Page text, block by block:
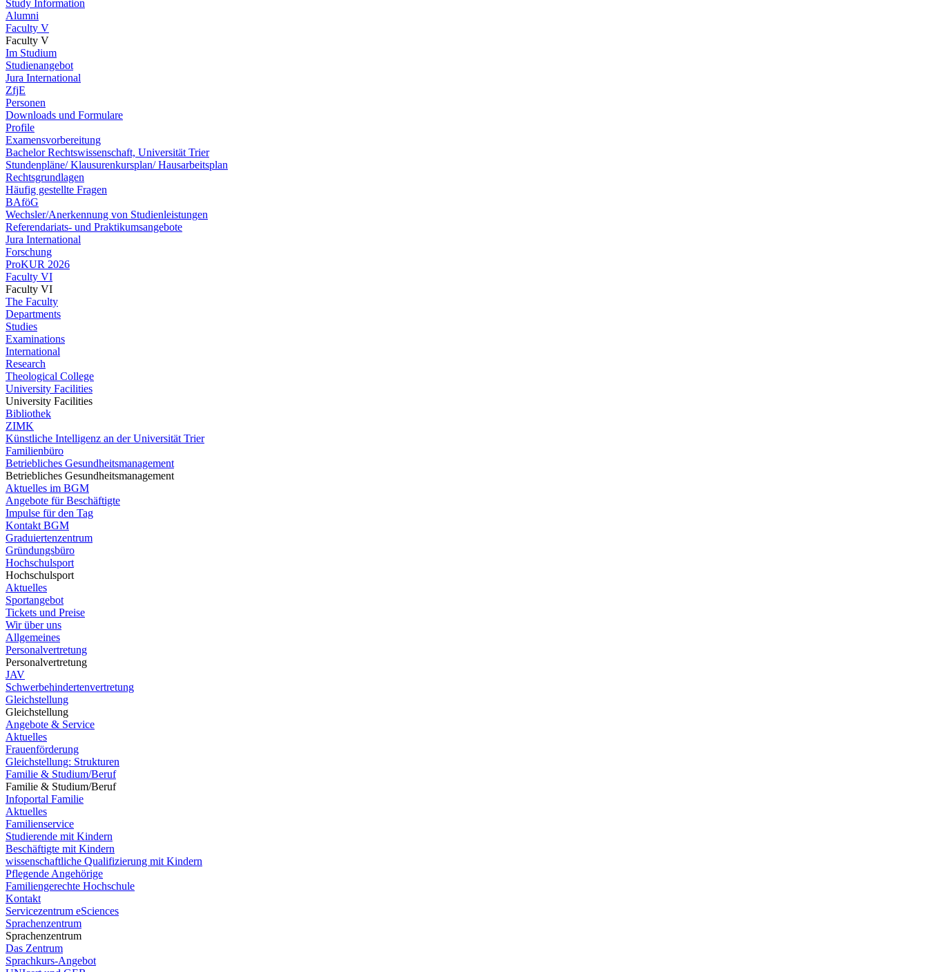
Study Information
Alumni
Faculty V
Faculty V
Im Studium
Studienangebot
Jura International
ZfjE
Personen
Downloads und Formulare
Profile
Examensvorbereitung
Bachelor Rechtswissenschaft, Universität Trier
Stundenpläne/ Klausurenkursplan/ Hausarbeitsplan
Rechtsgrundlagen
Häufig gestellte Fragen
BAföG
Wechsler/Anerkennung von Studienleistungen
Referendariats- und Praktikumsangebote
Jura International
Forschung
ProKUR 2026
Faculty VI
Faculty VI
The Faculty
Departments
Studies
Examinations
International
Research
Theological College
University Facilities
University Facilities
Bibliothek
ZIMK
Künstliche Intelligenz an der Universität Trier
Familienbüro
Betriebliches Gesundheitsmanagement
Betriebliches Gesundheitsmanagement
Aktuelles im BGM
Angebote für Beschäftigte
Impulse für den Tag
Kontakt BGM
Graduiertenzentrum
Gründungsbüro
Hochschulsport
Hochschulsport
Aktuelles
Sportangebot
Tickets und Preise
Wir über uns
Allgemeines
Personalvertretung
Personalvertretung
JAV
Schwerbehindertenvertretung
Gleichstellung
Gleichstellung
Angebote & Service
Aktuelles
Frauenförderung
Gleichstellung: Strukturen
Familie & Studium/Beruf
Familie & Studium/Beruf
Infoportal Familie
Aktuelles
Familienservice
Studierende mit Kindern
Beschäftigte mit Kindern
wissenschaftliche Qualifizierung mit Kindern
Pflegende Angehörige
Familiengerechte Hochschule
Kontakt
Servicezentrum eSciences
Sprachenzentrum
Sprachenzentrum
Das Zentrum
Sprachkurs-Angebot